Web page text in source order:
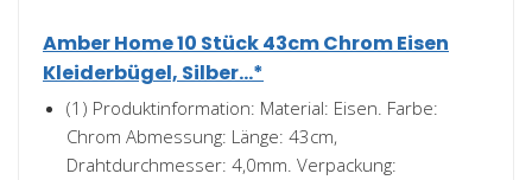
Amber Home 10 Stück 43cm Chrom Eisen
Kleiderbügel, Silber...*
(1) Produktinformation: Material: Eisen. Farbe:
Chrom Abmessung: Länge: 43cm,
Drahtdurchmesser: 4,0mm. Verpackung: